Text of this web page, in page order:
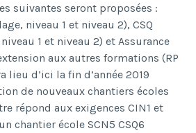
suivantes seront proposées :
niveau 1 et niveau 2), CSQ
1 et niveau 2) et Assurance
aux autres formations (RP
lieu d’ici la fin d’année 2019
de nouveaux chantiers écoles
répond aux exigences CIN1 et
chantier école SCN5 CSQ6